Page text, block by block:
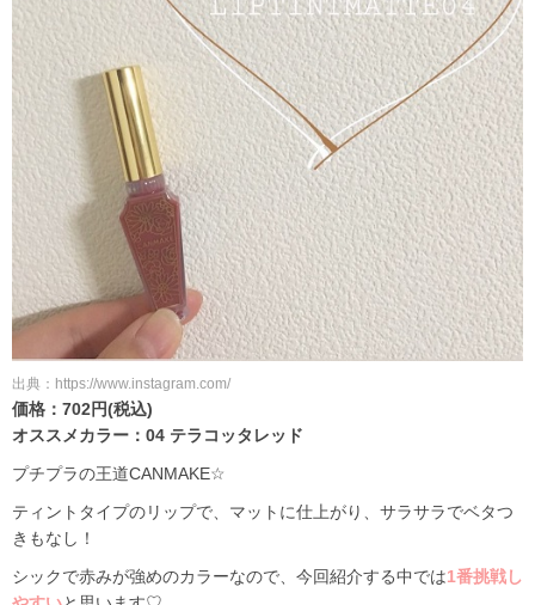
出典：https://www.instagram.com/
価格：702円(税込)
オススメカラー：04 テラコッタレッド
プチプラの王道CANMAKE☆
ティントタイプのリップで、マットに仕上がり、サラサラでベタつ
きもなし！
シックで赤みが強めのカラーなので、今回紹介する中では1番挑戦し